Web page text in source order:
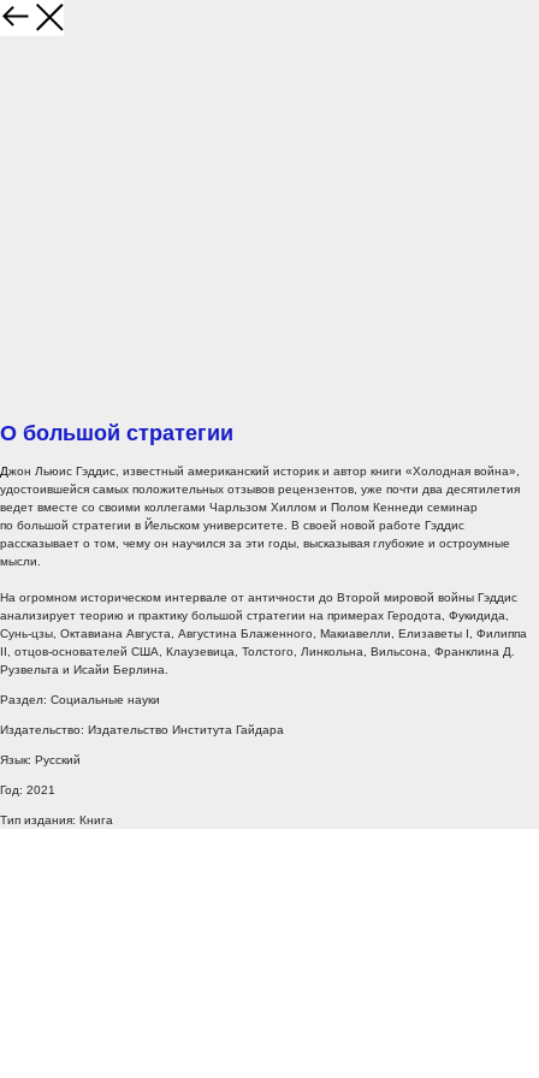
О большой стратегии
Джон Льюис Гэддис, известный американский историк и автор книги «Холодная война»,
удостоившейся самых положительных отзывов рецензентов, уже почти два десятилетия
ведет вместе со своими коллегами Чарльзом Хиллом и Полом Кеннеди семинар
по большой стратегии в Йельском университете. В своей новой работе Гэддис
рассказывает о том, чему он научился за эти годы, высказывая глубокие и остроумные
мысли.
На огромном историческом интервале от античности до Второй мировой войны Гэддис
анализирует теорию и практику большой стратегии на примерах Геродота, Фукидида,
Сунь-цзы, Октавиана Августа, Августина Блаженного, Макиавелли, Елизаветы I, Филиппа
II, отцов-основателей США, Клаузевица, Толстого, Линкольна, Вильсона, Франклина Д.
Рузвельта и Исайи Берлина.
Раздел: Социальные науки
Издательство: Издательство Института Гайдара
Язык: Русский
Год: 2021
Тип издания: Книга